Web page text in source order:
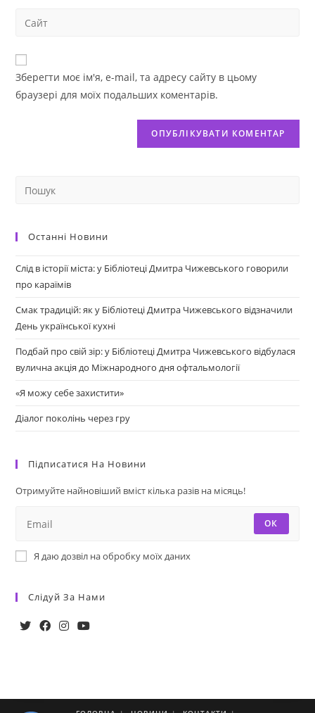
Зберегти моє ім'я, e-mail, та адресу сайту в цьому
браузері для моїх подальших коментарів.
Останні Новини
Слід в історії міста: у Бібліотеці Дмитра Чижевського говорили
про караїмів
Смак традицій: як у Бібліотеці Дмитра Чижевського відзначили
День української кухні
Подбай про свій зір: у Бібліотеці Дмитра Чижевського відбулася
вулична акція до Міжнародного дня офтальмології
«Я можу себе захистити»
Діалог поколінь через гру
Підписатися На Новини
Отримуйте найновіший вміст кілька разів на місяць!
ОК
Я даю дозвіл на обробку моїх даних
Слідуй За Нами